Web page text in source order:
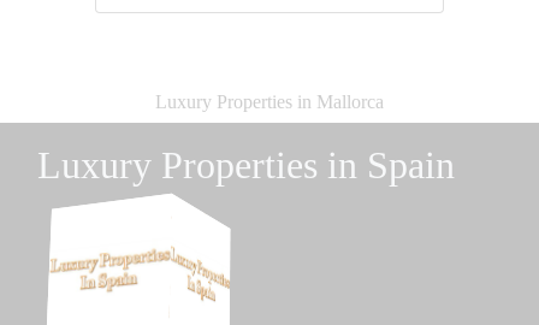
Luxury Properties in Mallorca
Luxury Properties in Spain